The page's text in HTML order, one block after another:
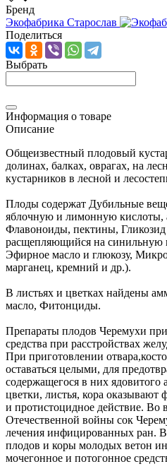
Бренд
Экофабрика Старослав
Поделиться
Выбрать
Информация о товаре
Описание
Общеизвестный плодовый
долинах, балках, оврагах, на
кустарников в лесной и
Плоды содержат Дубильные
яблочную и лимонную кислоты,
Флавоноиды, пектины, Гликозид
расщепляющийся на синильную
Эфирное масло и глюкозу,
марганец, кремний и др.).
В листьях и цветках найдены
масло, Фитонциды.
Препараты плодов Черемухи
средства при расстройствах
При приготовлении
оставаться целыми, для
содержащегося в них
цветки, листья, кора оказывают
и протистоцидное действие. Во
Отечественной войны сок
лечения инфицированных ран.
плодов и коры молодых ветон
мочегонное и потогонное